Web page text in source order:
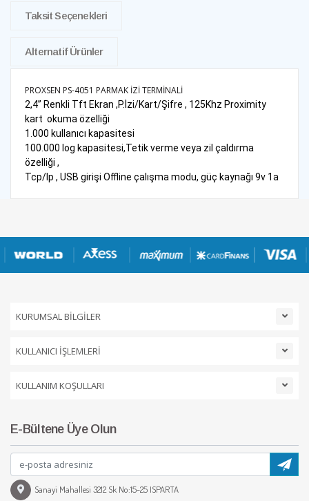
Taksit Seçenekleri
Alternatif Ürünler
PROXSEN PS-4051 PARMAK İZİ TERMİNALİ
2,4” Renkli Tft Ekran ,P.İzi/Kart/Şifre , 125Khz Proximity
kart okuma özelliği
1.000 kullanıcı kapasitesi
100.000 log kapasitesi,Tetik verme veya zil çaldırma
özelliği ,
Tcp/Ip , USB girişi Offline çalışma modu, güç kaynağı 9v 1a
KURUMSAL BİLGİLER
KULLANICI İŞLEMLERİ
KULLANIM KOŞULLARI
E-Bültene Üye Olun
Sanayi Mahallesi 3212 Sk No:15-25 ISPARTA